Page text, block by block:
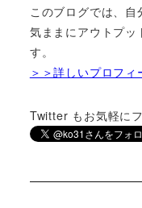
このブログでは、
気ままにアウトプッ
す。
＞＞詳しいプロフィ
Twitter もお気軽に